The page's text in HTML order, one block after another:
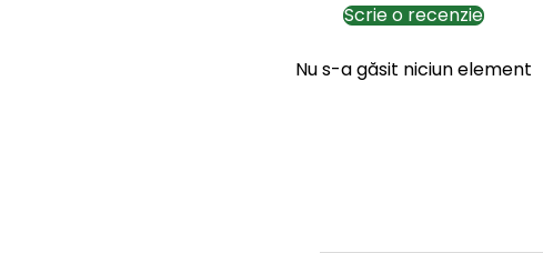
Scrie o recenzie
Nu s-a găsit niciun element